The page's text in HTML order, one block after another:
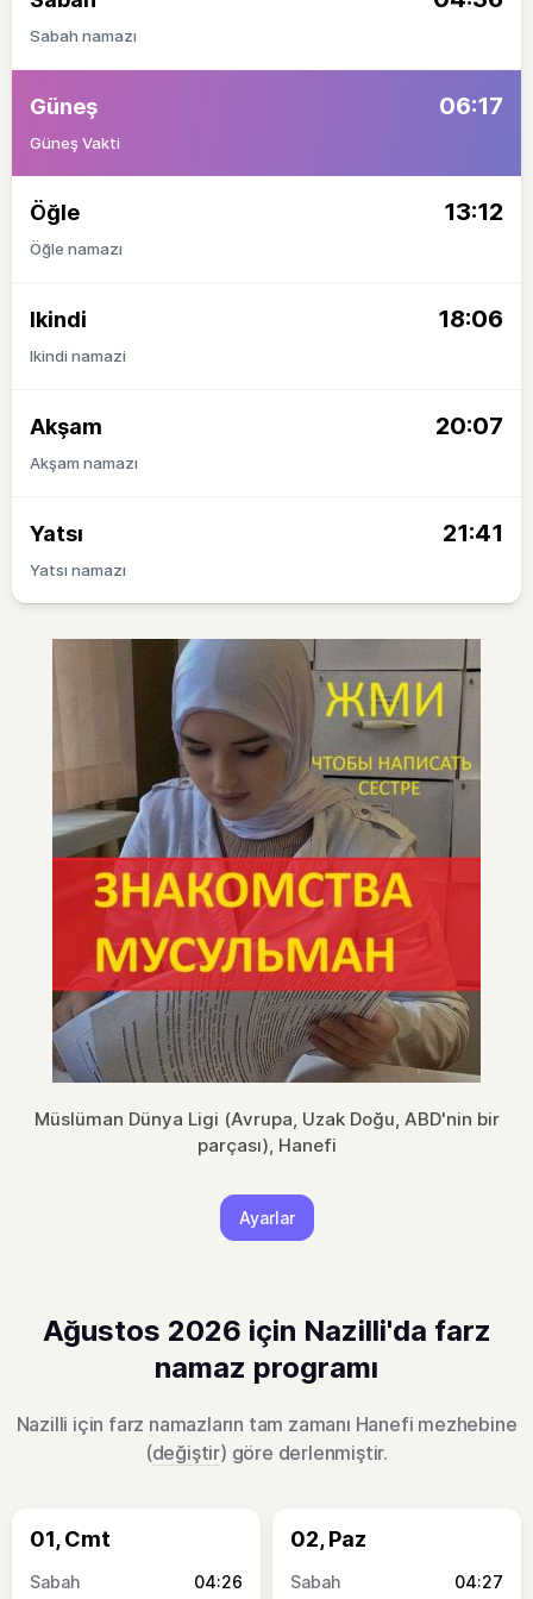
Sabah namazı
Güneş 06:17
Güneş Vakti
Öğle 13:12
Öğle namazı
Ikindi 18:06
Ikindi namazi
Akşam 20:07
Akşam namazı
Yatsı 21:41
Yatsı namazı
Müslüman Dünya Ligi (Avrupa, Uzak Doğu, ABD'nin bir
parçası), Hanefi
Ayarlar
Ağustos 2026 için Nazilli'da farz
namaz programı
Nazilli için farz namazların tam zamanı Hanefi mezhebine
(değiştir) göre derlenmiştir.
01, Cmt
04:26
02, Paz
04:27